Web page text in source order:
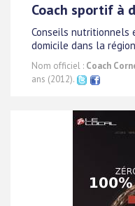
Coach sportif à
Conseils nutritionnels
domicile dans la
Nom officiel : Coach
ans (2012).